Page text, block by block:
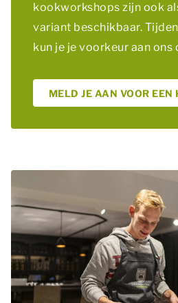
kookworkshops zijn ook
variant beschikbaar.
kun je je voorkeur aan ons
MELD JE AAN VOOR EEN